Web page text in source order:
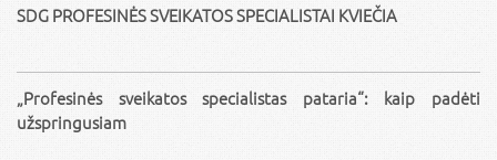
SDG PROFESINĖS SVEIKATOS SPECIALISTAI KVIEČIA
„Profesinės sveikatos specialistas pataria“: kaip padėti
užspringusiam